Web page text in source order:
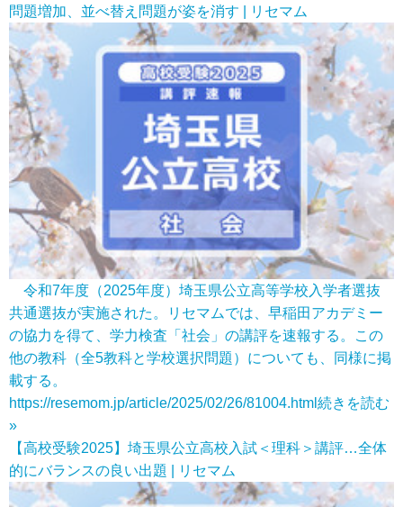
問題増加、並べ替え問題が姿を消す | リセマム
令和7年度（2025年度）埼玉県公立高等学校入学者選抜
共通選抜が実施された。リセマムでは、早稲田アカデミー
の協力を得て、学力検査「社会」の講評を速報する。この
他の教科（全5教科と学校選択問題）についても、同様に掲
載する。
https://resemom.jp/article/2025/02/26/81004.html 続きを読む
»
【高校受験2025】埼玉県公立高校入試＜理科＞講評…全体
的にバランスの良い出題 | リセマム